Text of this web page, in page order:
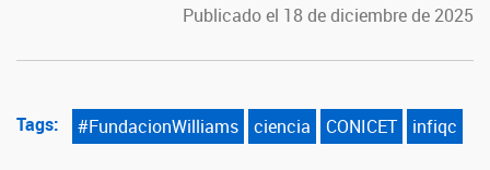
Publicado el 18 de diciembre de 2025
Tags: #FundacionWilliams ciencia CONICET infiqc